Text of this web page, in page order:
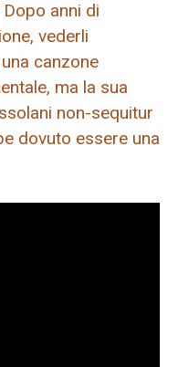
Dopo anni di
vederli
canzone
ma la sua
non-sequitur
dovuto essere una